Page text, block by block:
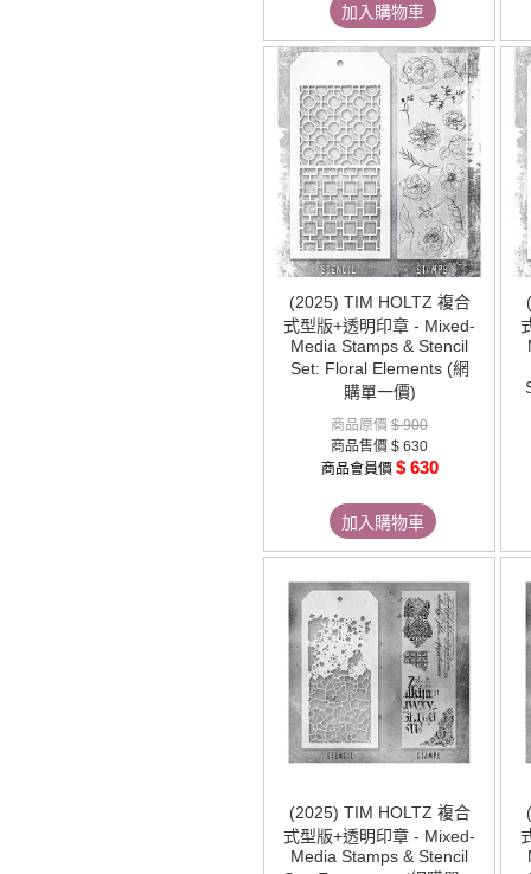
加入購物車
(2025) TIM HOLTZ 複合
式型版+透明印章 - Mixed-
Media Stamps & Stencil
Set: Floral Elements (網
購單一價)
商品原價 $ 900
商品售價 $ 630
商品會員價 $ 630
加入購物車
(2025) TIM HOLTZ 複合
式型版+透明印章 - Mixed-
Media Stamps & Stencil